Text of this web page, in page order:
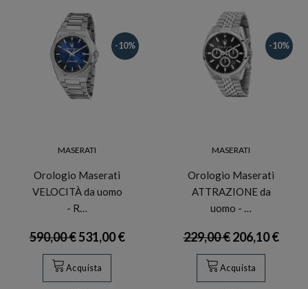
-10%
MASERATI
Orologio Maserati
VELOCITÀ da uomo
- R…
590,00 €531,00 €
Acquista
-10%
MASERATI
Orologio Maserati
ATTRAZIONE da
uomo - …
229,00 €206,10 €
Acquista